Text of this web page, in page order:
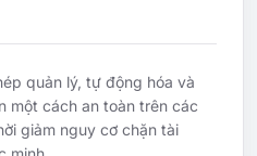
quản lý, tự động hóa và
một cách an toàn trên các
giảm nguy cơ chặn tài